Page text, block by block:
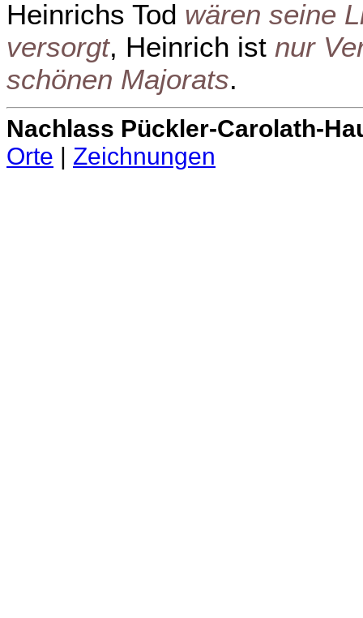
Heinrichs Tod wären seine
versorgt, Heinrich ist nur
schönen Majorats.
Nachlass Pückler-Carolath-
Orte | Zeichnungen